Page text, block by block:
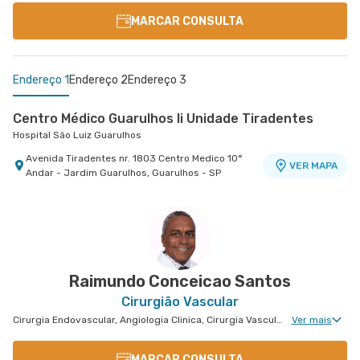
MARCAR CONSULTA
Endereço 1 Endereço 2Endereço 3
Centro Médico Guarulhos Ii Unidade Tiradentes
Hospital São Luiz Guarulhos
Avenida Tiradentes nr. 1803 Centro Medico 10°
Andar - Jardim Guarulhos, Guarulhos - SP
VER MAPA
Atenção Primária A Saude
Hospital Central do Tatuapé (Aviccena)
Avenida Alvaro Ramos nr. 896 6º Andar - Quarta
Rua do Oratorio nr. 1369 - Mooca, Sao Paulo - SP
Raimundo Conceicao Santos
Cirurgião Vascular
Cirurgia Endovascular, Angiologia Clinica, Cirurgia Vascular Para Acessos Vasculares, Cirurgia Vascular Para Colocação de Cateter, Radiologia Intervencionista Ver mais